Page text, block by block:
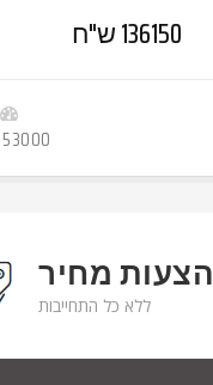
136150 ש"ח
53000 ק"מ
הצעות מחיר
ללא כל התחייבות